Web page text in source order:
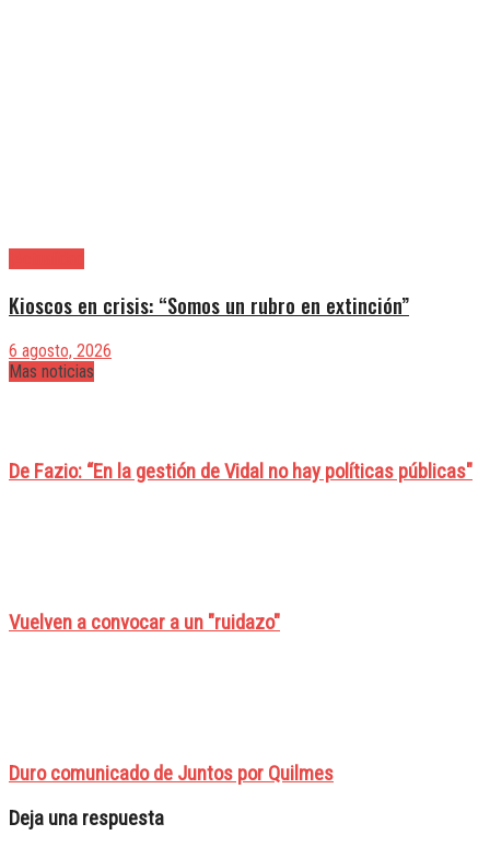
Kioscos en crisis: “Somos un rubro en extinción”
6 agosto, 2026
Mas noticias
De Fazio: “En la gestión de Vidal no hay políticas públicas"
Vuelven a convocar a un "ruidazo"
Duro comunicado de Juntos por Quilmes
Deja una respuesta